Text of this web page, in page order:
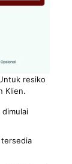
resiko
Klien.
dimulai